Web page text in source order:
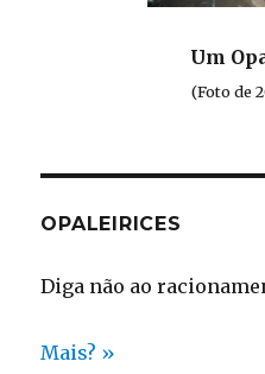
Um
(Foto de
OPALEIRICES
Diga não ao
Mais? »